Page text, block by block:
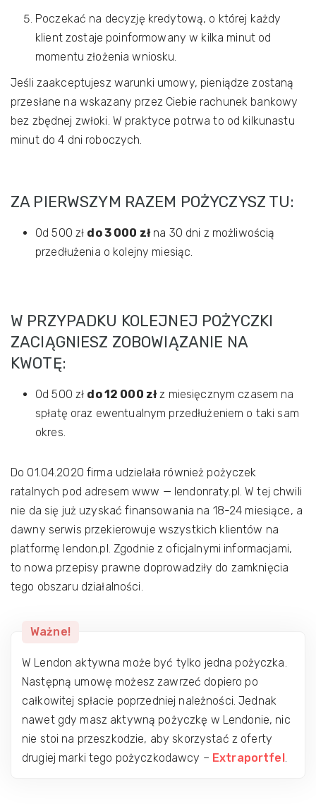
Poczekać na decyzję kredytową, o której każdy
klient zostaje poinformowany w kilka minut od
momentu złożenia wniosku.
Jeśli zaakceptujesz warunki umowy, pieniądze zostaną
przesłane na wskazany przez Ciebie rachunek bankowy
bez zbędnej zwłoki. W praktyce potrwa to od kilkunastu
minut do 4 dni roboczych.
ZA PIERWSZYM RAZEM POŻYCZYSZ TU:
Od 500 zł do 3 000 złna 30 dni z możliwością
przedłużenia o kolejny miesiąc.
W PRZYPADKU KOLEJNEJ POŻYCZKI
ZACIĄGNIESZ ZOBOWIĄZANIE NA
KWOTĘ:
Od 500 zł do 12 000 złz miesięcznym czasem na
spłatę oraz ewentualnym przedłużeniem o taki sam
okres.
Do 01.04.2020 firma udzielała również pożyczek
ratalnych pod adresem www — lendonraty.pl. W tej chwili
nie da się już uzyskać finansowania na 18-24 miesiące, a
dawny serwis przekierowuje wszystkich klientów na
platformę lendon.pl. Zgodnie z oficjalnymi informacjami,
to nowa przepisy prawne doprowadziły do zamknięcia
tego obszaru działalności.
Ważne!
W Lendon aktywna może być tylko jedna pożyczka.
Następną umowę możesz zawrzeć dopiero po
całkowitej spłacie poprzedniej należności. Jednak
nawet gdy masz aktywną pożyczkę w Lendonie, nic
nie stoi na przeszkodzie, aby skorzystać z oferty
drugiej marki tego pożyczkodawcy – Extraportfel.